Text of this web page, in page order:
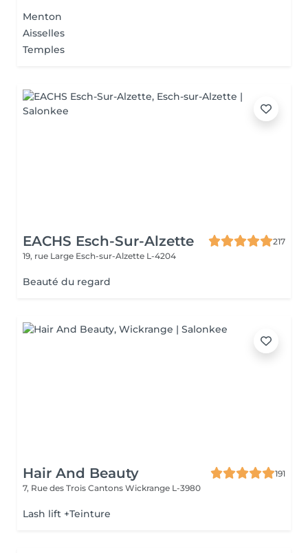
Menton
Aisselles
Temples
EACHS Esch-Sur-Alzette
217
19, rue Large Esch-sur-Alzette L-4204
Beauté du regard
Hair And Beauty
191
7, Rue des Trois Cantons Wickrange L-3980
Lash lift +Teinture